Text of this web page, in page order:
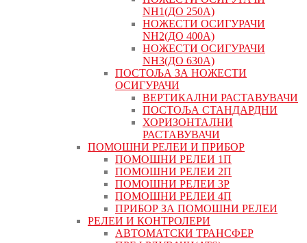
NH1(ДО 250А)
НОЖЕСТИ ОСИГУРАЧИ
NH2(ДО 400А)
НОЖЕСТИ ОСИГУРАЧИ
NH3(ДО 630А)
ПОСТОЉА ЗА НОЖЕСТИ
ОСИГУРАЧИ
ВЕРТИКАЛНИ РАСТАВУВАЧИ
ПОСТОЉА СТАНДАРДНИ
ХОРИЗОНТАЛНИ
РАСТАВУВАЧИ
ПОМОШНИ РЕЛЕИ И ПРИБОР
ПОМОШНИ РЕЛЕИ 1П
ПОМОШНИ РЕЛЕИ 2П
ПОМОШНИ РЕЛЕИ 3P
ПОМОШНИ РЕЛЕИ 4П
ПРИБОР ЗА ПОМОШНИ РЕЛЕИ
РЕЛЕИ И КОНТРОЛЕРИ
АВТОМАТСКИ ТРАНСФЕР